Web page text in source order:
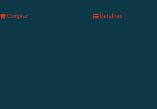
Comprar Detalhes